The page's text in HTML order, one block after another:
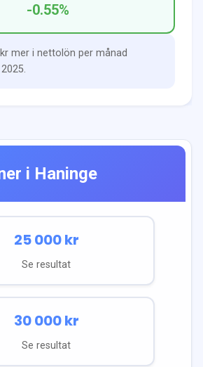
-0.55%
mer i nettolön per månad
i Haninge
25 000kr
Se resultat
30 000kr
Se resultat